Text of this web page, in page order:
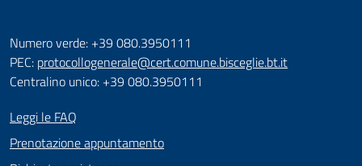
Numero verde: +39 080.3950111
PEC: protocollogenerale@cert.comune.bisceglie.bt.it
Centralino unico: +39 080.3950111
Leggi le FAQ
Prenotazione appuntamento